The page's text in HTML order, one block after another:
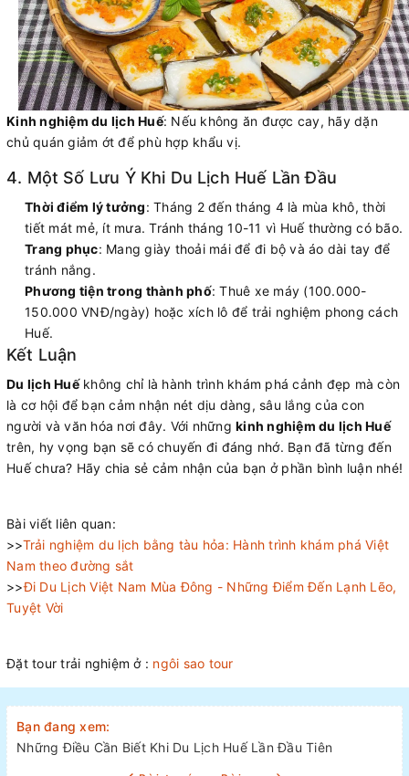
Kinh nghiệm du lịch Huế: Nếu không ăn được cay, hãy dặn
chủ quán giảm ớt để phù hợp khẩu vị.
4. Một Số Lưu Ý Khi Du Lịch Huế Lần Đầu
Thời điểm lý tưởng: Tháng 2 đến tháng 4 là mùa khô, thời
tiết mát mẻ, ít mưa. Tránh tháng 10-11 vì Huế thường có bão.
Trang phục: Mang giày thoải mái để đi bộ và áo dài tay để
tránh nắng.
Phương tiện trong thành phố: Thuê xe máy (100.000-
150.000 VNĐ/ngày) hoặc xích lô để trải nghiệm phong cách
Huế.
Kết Luận
Du lịch Huếkhông chỉ là hành trình khám phá cảnh đẹp mà còn
là cơ hội để bạn cảm nhận nét dịu dàng, sâu lắng của con
người và văn hóa nơi đây. Với những kinh nghiệm du lịch Huế
trên, hy vọng bạn sẽ có chuyến đi đáng nhớ. Bạn đã từng đến
Huế chưa? Hãy chia sẻ cảm nhận của bạn ở phần bình luận nhé!
Bài viết liên quan:
>>Trải nghiệm du lịch bằng tàu hỏa: Hành trình khám phá Việt
Nam theo đường sắt
>>Đi Du Lịch Việt Nam Mùa Đông - Những Điểm Đến Lạnh Lẽo,
Tuyệt Vời
Đặt tour trải nghiệm ở : ngôi sao tour
Bạn đang xem:
Những Điều Cần Biết Khi Du Lịch Huế Lần Đầu Tiên